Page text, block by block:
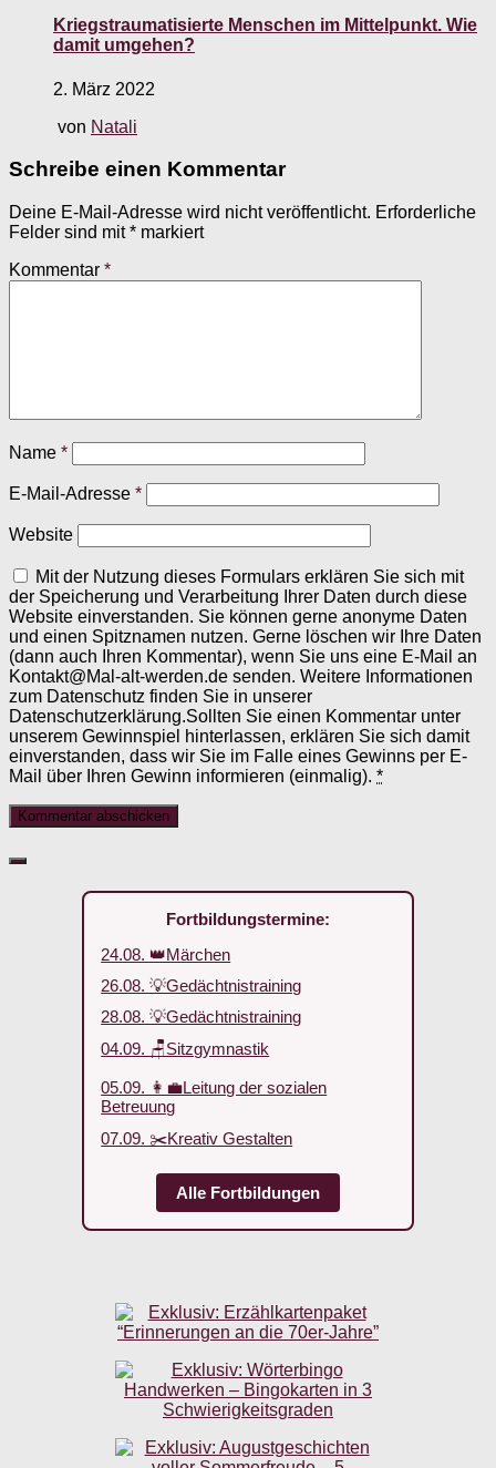
Kriegstraumatisierte Menschen im Mittelpunkt. Wie
damit umgehen?
2. März 2022
von Natali
Schreibe einen Kommentar
Deine E-Mail-Adresse wird nicht veröffentlicht. Erforderliche
Felder sind mit* markiert
Kommentar *
Name *
E-Mail-Adresse *
Website
Mit der Nutzung dieses Formulars erklären Sie sich mit
der Speicherung und Verarbeitung Ihrer Daten durch diese
Website einverstanden. Sie können gerne anonyme Daten
und einen Spitznamen nutzen. Gerne löschen wir Ihre Daten
(dann auch Ihren Kommentar), wenn Sie uns eine E-Mail an
Kontakt@Mal-alt-werden.de senden. Weitere Informationen
zum Datenschutz finden Sie in unserer
Datenschutzerklärung.Sollten Sie einen Kommentar unter
unserem Gewinnspiel hinterlassen, erklären Sie sich damit
einverstanden, dass wir Sie im Falle eines Gewinns per E-
Mail über Ihren Gewinn informieren (einmalig). *
Fortbildungstermine:
24.08. 👑Märchen
26.08. 💡Gedächtnistraining
28.08. 💡Gedächtnistraining
04.09. 🪑Sitzgymnastik
05.09. 👩‍💼Leitung der sozialen
Betreuung
07.09. ✂️Kreativ Gestalten
Alle Fortbildungen